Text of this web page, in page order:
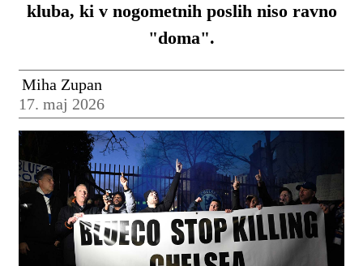
kluba, ki v nogometnih poslih niso ravno
"doma".
Miha Zupan
17. maj 2026